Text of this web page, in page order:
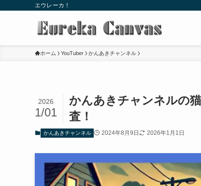
エウレーカ！
ホーム YouTuber かんあきチャンネル
かんあきチャンネルの
査！
2026
1/01
かんあきチャンネル 2024年8月9日 2026年1月1日